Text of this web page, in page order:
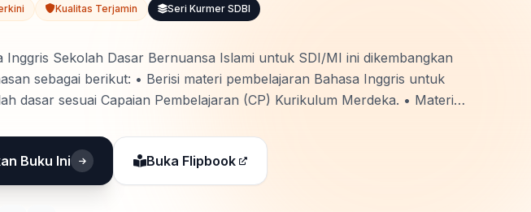
Kualitas Terjamin Seri Kurmer SDBI
Inggris Sekolah Dasar Bernuansa Islami untuk SDI/MI ini dikembangkan
sebagai berikut: • Berisi materi pembelajaran Bahasa Inggris untuk
dasar sesuai Capaian Pembelajaran (CP) Kurikulum Merdeka. • Materi
Buku Ini Buka Flipbook